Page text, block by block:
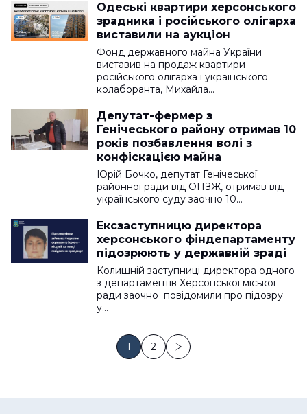
Одеські квартири херсонського
зрадника і російського олігарха
виставили на аукціон
Фонд державного майна України
виставив на продаж квартири
російського олігарха і українського
колаборанта, Михайла…
Депутат-фермер з
Генічеського району отримав 10
років позбавлення волі з
конфіскацією майна
Юрій Бочко, депутат Генічеської
районної ради від ОПЗЖ, отримав від
українського суду заочно 10…
Ексзаступницю директора
херсонського фіндепартаменту
підозрюють у державній зраді
Колишній заступниці директора одного
з департаментів Херсонської міської
ради заочно повідомили про підозру
у…
1 2